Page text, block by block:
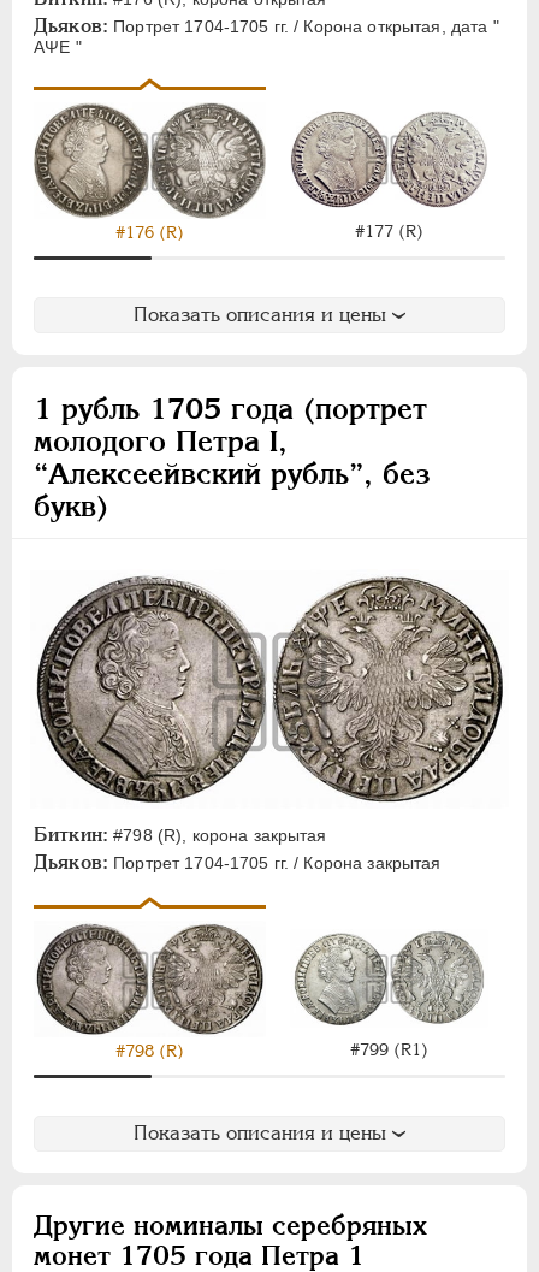
Дьяков: Портрет 1704-1705 гг. / Корона открытая, дата "
АΨЕ "
#176 (R) #177 (R)
Показать описания и цены
1 рубль 1705 года (портрет
молодого Петра I,
“Алексеейвский рубль”, без
букв)
Биткин: #798 (R), корона закрытая
Дьяков: Портрет 1704-1705 гг. / Корона закрытая
#798 (R) #799 (R1)
Показать описания и цены
Другие номиналы серебряных
монет 1705 года Петра 1
ПЕТР III 1762-1762
ПАВЕЛ I
1796-1801
АЛЕКСАНДР I 1801-1825
НИКОЛАЙ I 1826-1855
АЛЕКСАНДР II 1855-1881
АЛЕКСАНДР III 1881-1894
ВРЕМЕННОЕ ПРАВ.